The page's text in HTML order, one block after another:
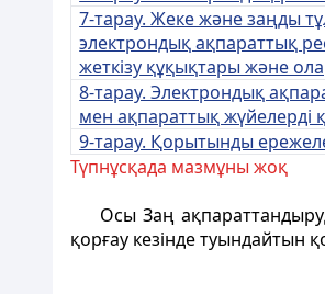
7-тарау. Жеке және заңды
электрондық ақпараттық
жеткізу құқықтары және
8-тарау. Электрондық
мен ақпараттық жүйелерді
9-тарау. Қорытынды
Түпнұсқада мазмұны жоқ
Осы Заң
қорғау кезінде туындайтын